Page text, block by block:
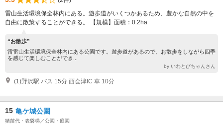
雷山生活環境保全林内にある。遊歩道がいくつかあるため、豊かな自然の中を
自由に散策することができる。 【規模】面積：0.2ha
“お散歩”
雷雷山生活環境保全林内にある公園です。遊歩道があるので、お散歩をしながら四季
を感じて楽しむことができ...
by いわとびちゃんさん
(1)野沢駅 バス 15分 西会津IC 車 10分
15 亀ケ城公園
猪苗代・表磐梯／公園・庭園